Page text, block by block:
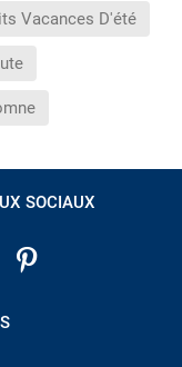
Vacances D'été
SOCIAUX